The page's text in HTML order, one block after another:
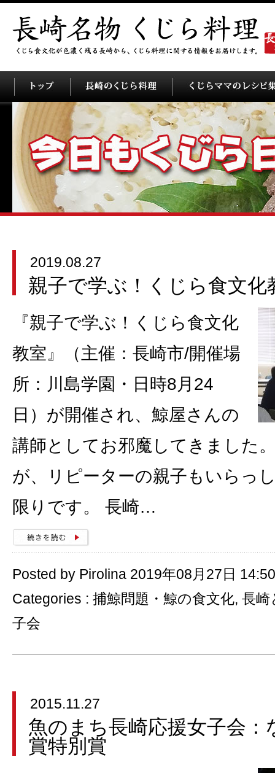
2019.08.27
親子で学ぶ！くじら食文化
『親子で学ぶ！くじら食文化
教室』（主催：長崎市/開催場
所：川島学園・日時8月24
日）が開催され、鯨屋さんの
講師としてお邪魔してきました
が、リピーターの親子もいらっ
限りです。 長崎…
Posted by Pirolina 2019年08月27日 14:50
Categories : 捕鯨問題・鯨の食文化, 長崎
子会
2015.11.27
魚のまち長崎応援女子会：
賞特別賞